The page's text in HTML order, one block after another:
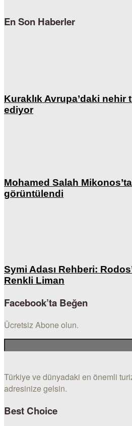
En Son Haberler
Kuraklık Avrupa’daki nehir
ediyor
Mohamed Salah
görüntülendi
Symi Adası Rehberi:
Renkli Liman
Facebook’ta Beğen
Ücretsiz Abone olun.
Türkiye ve dünyadaki en önemli
adresinize gelsin.
Best Choice